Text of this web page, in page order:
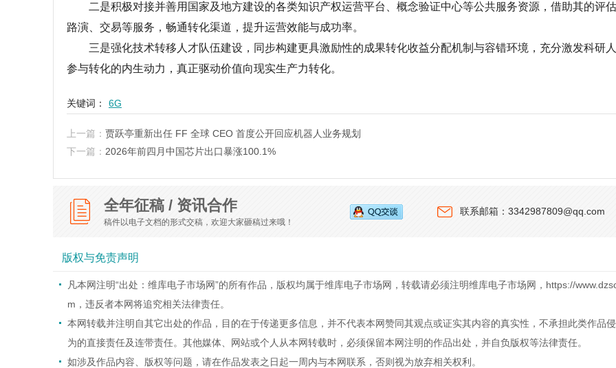
二是积极对接并善用国家及地方建设的各类知识产权运营平台、概念验证中心等公共服务资源，借助其的评估
路演、交易等服务，畅通转化渠道，提升运营效能与成功率。
三是强化技术转移人才队伍建设，同步构建更具激励性的成果转化收益分配机制与容错环境，充分激发科研
参与转化的内生动力，真正驱动价值向现实生产力转化。
关键词： 6G
上一篇： 贾跃亭重新出任 FF 全球 CEO 首度公开回应机器人业务规划
下一篇： 2026年前四月中国芯片出口暴涨100.1%
全年征稿 / 资讯合作
稿件以电子文档的形式交稿，欢迎大家砸稿过来哦！
联系邮箱：3342987809@qq.com
版权与免责声明
凡本网注明“出处：维库电子市场网”的所有作品，版权均属于维库电子市场网，转载请必须注明维库电子市场网，https://
m，违反者本网将追究相关法律责任。
本网转载并注明自其它出处的作品，目的在于传递更多信息，并不代表本网赞同其观点或证实其内容的真实性，不承担此类作品
为的直接责任及连带责任。其他媒体、网站或个人从本网转载时，必须保留本网注明的作品出处，并自负版权等法律责任。
如涉及作品内容、版权等问题，请在作品发表之日起一周内与本网联系，否则视为放弃相关权利。